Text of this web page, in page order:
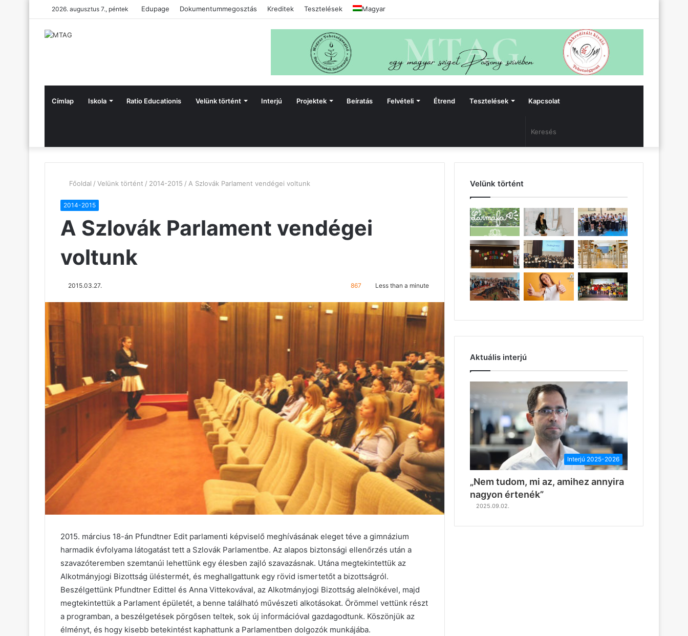
2026. augusztus 7., péntek Edupage Dokumentummegosztás Kreditek Tesztelések Magyar
Címlap Iskola Ratio Educationis Velünk történt Interjú Projektek Beíratás Felvételi Étrend Tesztelések Kapcsolat
Főoldal / Velünk történt / 2014-2015 / A Szlovák Parlament vendégei voltunk
2014-2015
A Szlovák Parlament vendégei
voltunk
2015.03.27. 867 Less than a minute
2015. március 18-án Pfundtner Edit parlamenti képviselő meghívásának eleget téve a gimnázium
harmadik évfolyama látogatást tett a Szlovák Parlamentbe. Az alapos biztonsági ellenőrzés után a
szavazóteremben szemtanúi lehettünk egy élesben zajló szavazásnak. Utána megtekintettük az
Alkotmányjogi Bizottság üléstermét, és meghallgattunk egy rövid ismertetőt a bizottságról.
Beszélgettünk Pfundtner Edittel és Anna Vittekovával, az Alkotmányjogi Bizottság alelnökével, majd
megtekintettük a Parlament épületét, a benne található művészeti alkotásokat. Örömmel vettünk részt
a programban, a beszélgetések pörgősen teltek, sok új információval gazdagodtunk. Köszönjük az
élményt, és hogy kisebb betekintést kaphattunk a Parlamentben dolgozók munkájába.
Velünk történt
Aktuális interjú
Interjú 2025-2026
„Nem tudom, mi az, amihez annyira
nagyon értenék”
2025.09.02.